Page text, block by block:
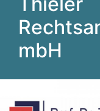
mbH